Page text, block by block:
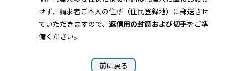
せず、請求者ご本人の住所（住民登録地）に郵送させ
ていただきますので、 返信用の封筒および切手をご準
備ください。
前に戻る